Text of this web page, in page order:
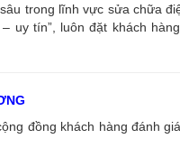
trong lĩnh vực sửa chữa
uy tín”, luôn đặt khách
đồng khách hàng đánh